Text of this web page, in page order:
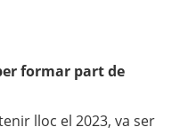
formar part de
lloc el 2023, va ser